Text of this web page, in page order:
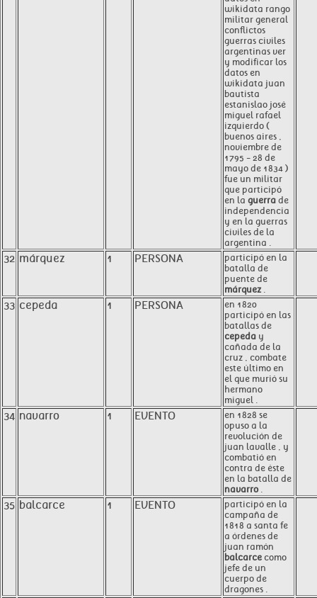
wikidata rango
militar general
conflictos
guerras civiles
argentinas ver
y modificar los
datos en
wikidata juan
bautista
estanislao josé
miguel rafael
izquierdo (
buenos aires ,
noviembre de
1795 - 28 de
mayo de 1834 )
fue un militar
que participó
en la guerra de
independencia
y en la guerras
civiles de la
argentina .
32 márquez 1 PERSONA
participó en la
batalla de
puente de
márquez .
33 cepeda 1 PERSONA
en 1820
participó en las
batallas de
cepeda y
cañada de la
cruz , combate
este último en
el que murió su
hermano
miguel .
34 navarro 1 EVENTO
en 1828 se
opuso a la
revolución de
juan lavalle , y
combatió en
contra de éste
en la batalla de
navarro.
35 balcarce 1 EVENTO
participó en la
campaña de
1818 a santa fe
a órdenes de
juan ramón
balcarce como
jefe de un
cuerpo de
dragones .